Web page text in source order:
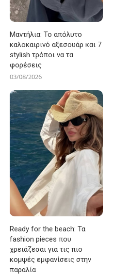
Μαντήλια: Το απόλυτο
καλοκαιρινό αξεσουάρ και 7
stylish τρόποι να τα
φορέσεις
03/08/2026
Ready for the beach: Τα
fashion pieces που
χρειάζεσαι για τις πιο
κομψές εμφανίσεις στην
παραλία